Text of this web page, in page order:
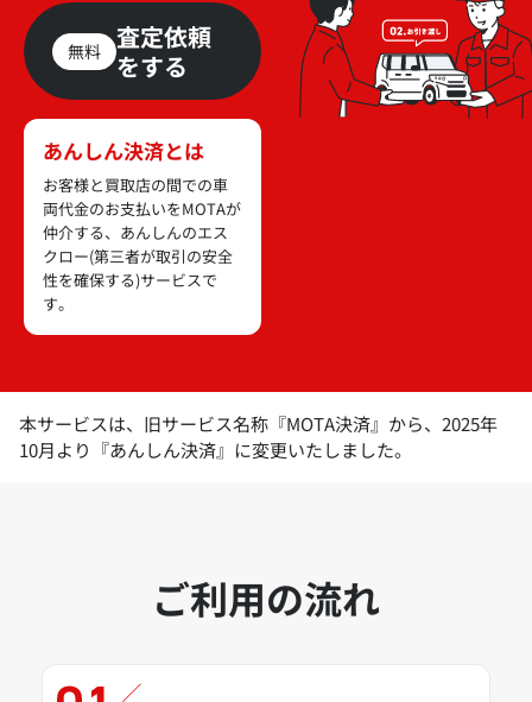
無料
査定依頼
をする
あんしん決済とは
お客様と買取店の間での車
両代金のお支払いをMOTAが
仲介する、あんしんのエス
クロー(第三者が取引の安全
性を確保する)サービスで
す。
本サービスは、旧サービス名称『MOTA決済』から、2025年
10月より『あんしん決済』に変更いたしました。
ご利用の流れ